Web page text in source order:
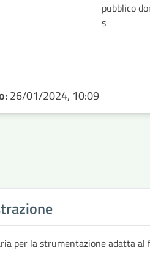
pubblico
s
26/01/2024, 10:09
per la strumentazione adatta